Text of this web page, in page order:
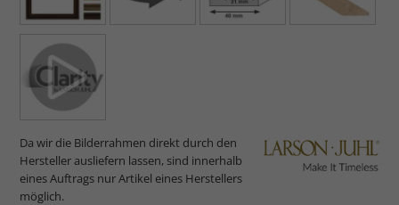
Da wir die Bilderrahmen direkt durch den
Hersteller ausliefern lassen, sind innerhalb
eines Auftrags nur Artikel eines Herstellers
möglich.